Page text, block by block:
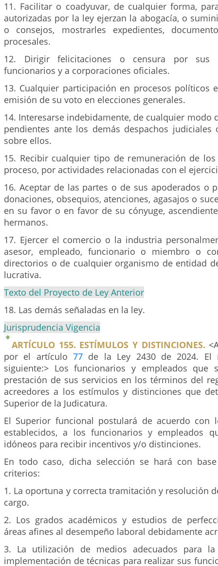
11. Facilitar o coadyuvar, de cualquier forma,
autorizadas por la ley ejerzan la abogacía, o
o consejos, mostrarles expedientes,
procesales.
12. Dirigir felicitaciones o censura por sus
funcionarios y a corporaciones oficiales.
13. Cualquier participación en procesos políticos
emisión de su voto en elecciones generales.
14. Interesarse indebidamente, de cualquier modo
pendientes ante los demás despachos judiciales
sobre ellos.
15. Recibir cualquier tipo de remuneración de
proceso, por actividades relacionadas con el
16. Aceptar de las partes o de sus apoderados o
donaciones, obsequios, atenciones, agasajos o
en su favor o en favor de su cónyuge,
hermanos.
17. Ejercer el comercio o la industria
asesor, empleado, funcionario o miembro o
directorios o de cualquier organismo de entidad
lucrativa.
Texto del Proyecto de Ley Anterior
18. Las demás señaladas en la ley.
Jurisprudencia Vigencia
ARTÍCULO 155. ESTÍMULOS Y DISTINCIONES.
por el artículo77 de la Ley 2430 de 2024. El
siguiente:> Los funcionarios y empleados que
prestación de sus servicios en los términos del
acreedores a los estímulos y distinciones que
Superior de la Judicatura.
El Superior funcional postulará de acuerdo con
establecidos, a los funcionarios y empleados
idóneos para recibir incentivos y/o distinciones.
En todo caso, dicha selección se hará con
criterios:
1. La oportuna y correcta tramitación y resolución
cargo.
2. Los grados académicos y estudios de
áreas afines al desempeño laboral debidamente
3. La utilización de medios adecuados para
implementación de técnicas para realizar sus